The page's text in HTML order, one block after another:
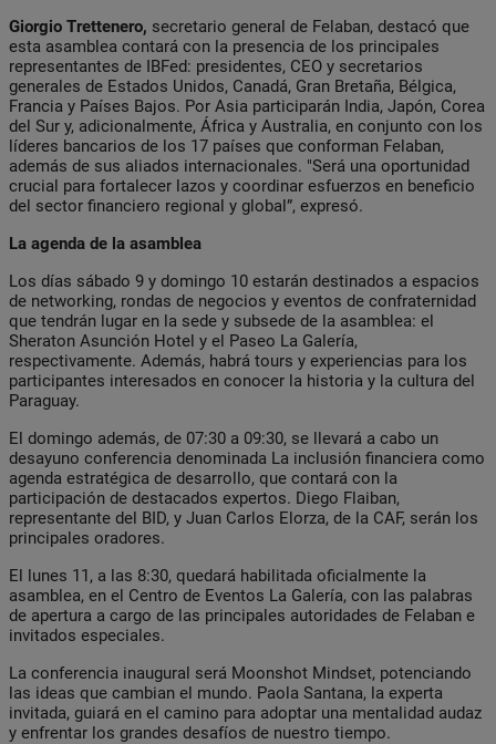
Giorgio Trettenero, secretario general de Felaban, destacó que
esta asamblea contará con la presencia de los principales
representantes de IBFed: presidentes, CEO y secretarios
generales de Estados Unidos, Canadá, Gran Bretaña, Bélgica,
Francia y Países Bajos. Por Asia participarán India, Japón, Corea
del Sur y, adicionalmente, África y Australia, en conjunto con los
líderes bancarios de los 17 países que conforman Felaban,
además de sus aliados internacionales. "Será una oportunidad
crucial para fortalecer lazos y coordinar esfuerzos en beneficio
del sector financiero regional y global”, expresó.
La agenda de la asamblea
Los días sábado 9 y domingo 10 estarán destinados a espacios
de networking, rondas de negocios y eventos de confraternidad
que tendrán lugar en la sede y subsede de la asamblea: el
Sheraton Asunción Hotel y el Paseo La Galería,
respectivamente. Además, habrá tours y experiencias para los
participantes interesados en conocer la historia y la cultura del
Paraguay.
El domingo además, de 07:30 a 09:30, se llevará a cabo un
desayuno conferencia denominada La inclusión financiera como
agenda estratégica de desarrollo, que contará con la
participación de destacados expertos. Diego Flaiban,
representante del BID, y Juan Carlos Elorza, de la CAF, serán los
principales oradores.
El lunes 11, a las 8:30, quedará habilitada oficialmente la
asamblea, en el Centro de Eventos La Galería, con las palabras
de apertura a cargo de las principales autoridades de Felaban e
invitados especiales.
La conferencia inaugural será Moonshot Mindset, potenciando
las ideas que cambian el mundo. Paola Santana, la experta
invitada, guiará en el camino para adoptar una mentalidad audaz
y enfrentar los grandes desafíos de nuestro tiempo.